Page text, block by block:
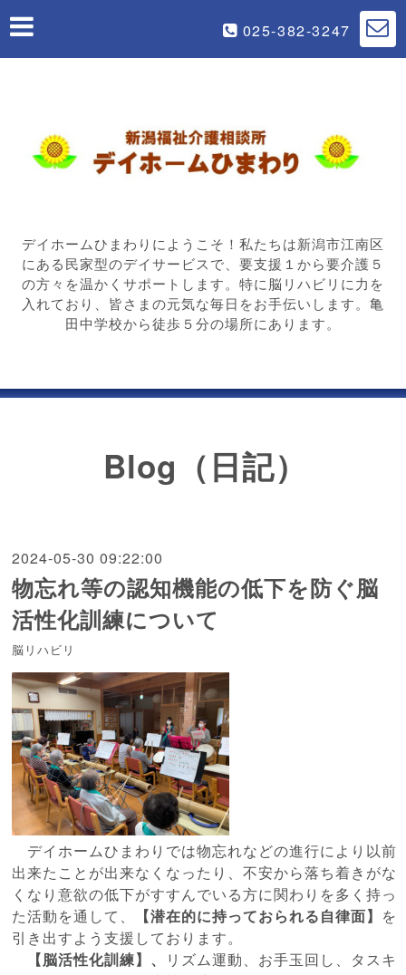
025-382-3247
デイホームひまわりにようこそ！私たちは新潟市江南区
にある民家型のデイサービスで、要支援１から要介護５
の方々を温かくサポートします。特に脳リハビリに力を
入れており、皆さまの元気な毎日をお手伝いします。亀
田中学校から徒歩５分の場所にあります。
Blog（日記）
2024-05-30 09:22:00
物忘れ等の認知機能の低下を防ぐ脳
活性化訓練について
脳リハビリ
デイホームひまわりでは物忘れなどの進行により以前
出来たことが出来なくなったり、不安から落ち着きがな
くなり意欲の低下がすすんでいる方に関わりを多く持っ
た活動を通して、
【潜在的に持っておられる自律面】 を
引き出すよう支援しております。
【脳活性化訓練】、
リズム運動、お手玉回し、タスキ